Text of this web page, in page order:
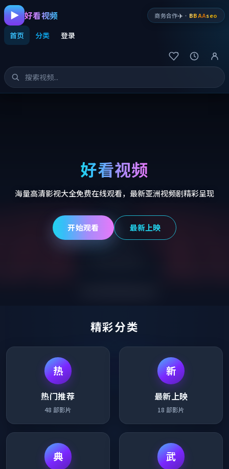
好看视频
首页 分类 登录
商务合作✈️ · BBAAseo
好看视频
海量高清影视大全免费在线观看，最新亚洲视频剧精彩呈现
开始观看 最新上映
精彩分类
热
热门推荐
48 部影片
新
最新上映
18 部影片
典 武